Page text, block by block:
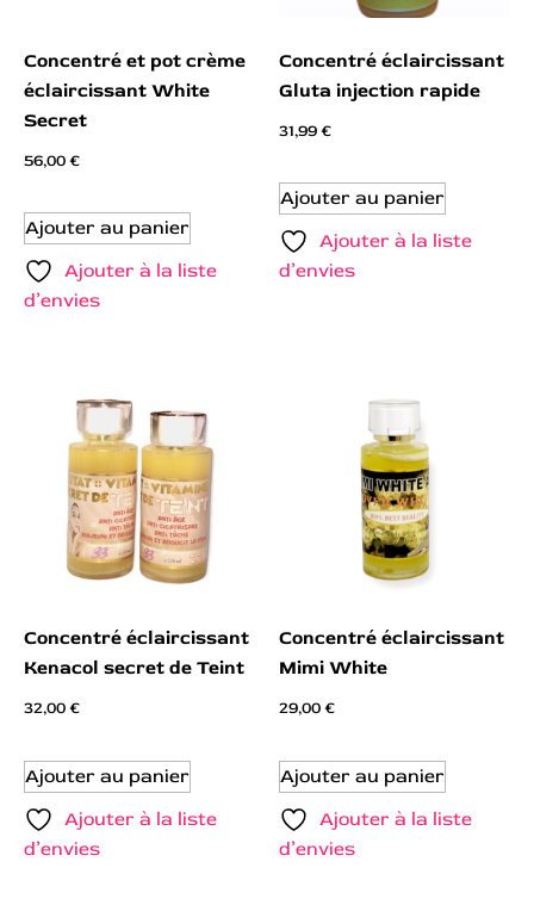
Concentré et pot crème
éclaircissant White
Secret
56,00€
Ajouter au panier
Ajouter à la liste
d’envies
Concentré éclaircissant
Gluta injection rapide
31,99€
Ajouter au panier
Ajouter à la liste
d’envies
Concentré éclaircissant
Kenacol secret de Teint
32,00€
Ajouter au panier
Ajouter à la liste
d’envies
Concentré éclaircissant
Mimi White
29,00€
Ajouter au panier
Ajouter à la liste
d’envies